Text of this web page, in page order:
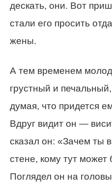
дескать, они. Вот
стали его просить
жены.
А тем временем
грустный и
думая, что придется
Вдруг видит он —
сказал он: «Зачем ты
стене, кому тут может
Поглядел он на